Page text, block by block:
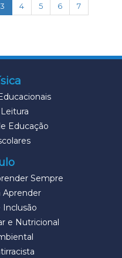
3 (current)
4 5 6
7
Educação
Sempre
Aprender
Inclusão
e Nutricional